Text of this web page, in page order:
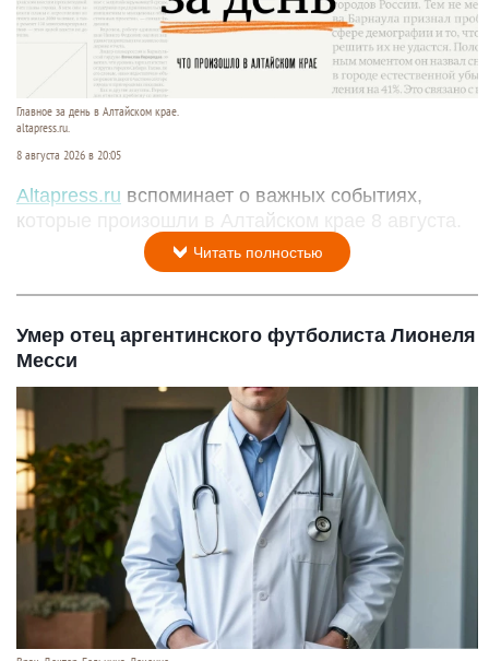
Главное за день в Алтайском крае.
altapress.ru.
8 августа 2026 в 20:05
Altapress.ru вспоминает о важных событиях,
которые произошли в Алтайском крае 8 августа.
Читать полностью
Умер отец аргентинского футболиста Лионеля
Месси